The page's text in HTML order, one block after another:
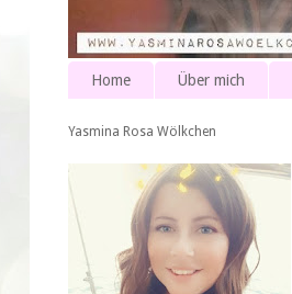
Home Über mich
Yasmina Rosa Wölkchen